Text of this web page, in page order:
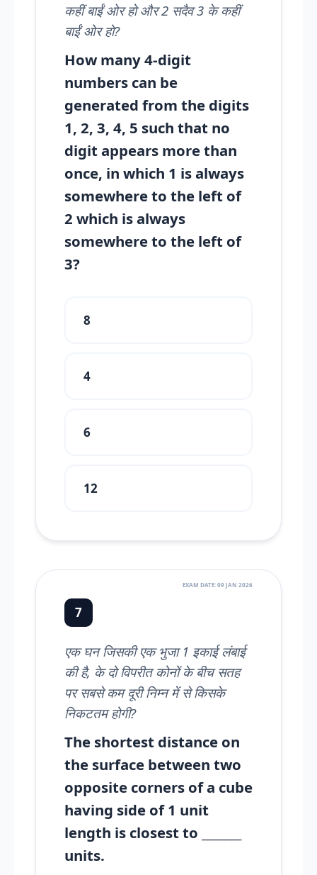
कहीं बाईं ओर हो और 2 सदैव 3 के कहीं
बाईं ओर हो?
How many 4-digit
numbers can be
generated from the digits
1, 2, 3, 4, 5 such that no
digit appears more than
once, in which 1 is always
somewhere to the left of
2 which is always
somewhere to the left of
3?
8
4
6
12
EXAM DATE: 09 JAN 2026
7
एक घन जिसकी एक भुजा 1 इकाई लंबाई
की है, के दो विपरीत कोनों के बीच सतह
पर सबसे कम दूरी निम्न में से किसके
निकटतम होगी?
The shortest distance on
the surface between two
opposite corners of a cube
having side of 1 unit
length is closest to _______
units.